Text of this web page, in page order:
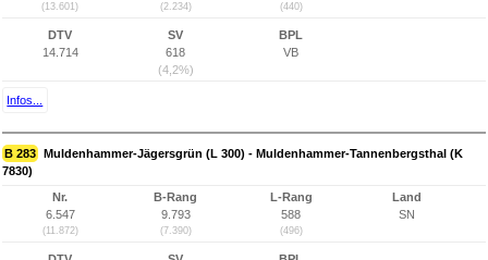
(13.601) (2.234) (440)
DTV
14.714
SV
618
(4,2%)
BPL
VB
Infos...
B 283 Muldenhammer-Jägersgrün (L 300) - Muldenhammer-Tannenbergsthal (K
7830)
Nr.
6.547
(11.872)
B-Rang
9.793
(7.390)
L-Rang
588
(496)
Land
SN